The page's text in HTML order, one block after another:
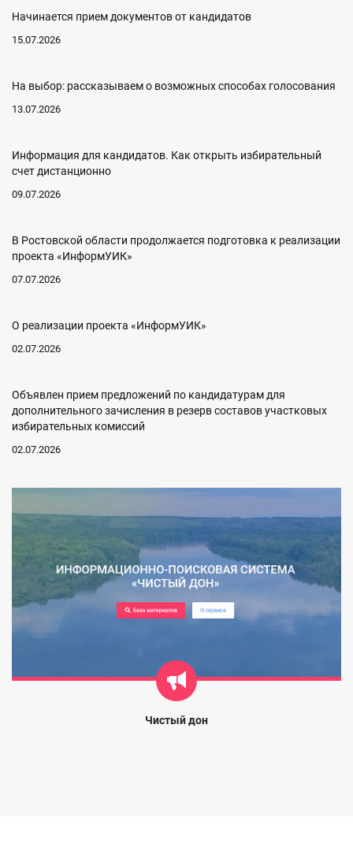
Начинается прием документов от кандидатов
15.07.2026
На выбор: рассказываем о возможных способах голосования
13.07.2026
Информация для кандидатов. Как открыть избирательный
счет дистанционно
09.07.2026
В Ростовской области продолжается подготовка к реализации
проекта «ИнформУИК»
07.07.2026
О реализации проекта «ИнформУИК»
02.07.2026
Объявлен прием предложений по кандидатурам для
дополнительного зачисления в резерв составов участковых
избирательных комиссий
02.07.2026
Чистый дон